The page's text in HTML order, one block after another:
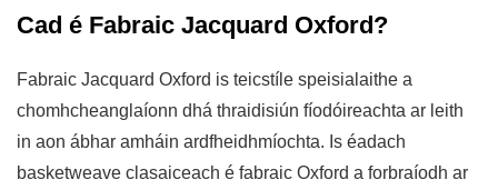
Cad é Fabraic Jacquard Oxford?
Fabraic Jacquard Oxford is teicstíle speisialaithe a
chomhcheanglaíonn dhá thraidisiún fíodóireachta ar leith
in aon ábhar amháin ardfheidhmíochta. Is éadach
basketweave clasaiceach é fabraic Oxford a forbraíodh ar